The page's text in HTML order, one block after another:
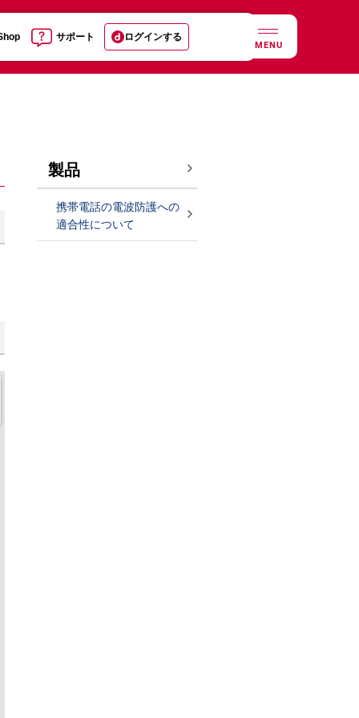
サポート ログインする
MENU
製品
携帯電話の電波防護への
適合性について